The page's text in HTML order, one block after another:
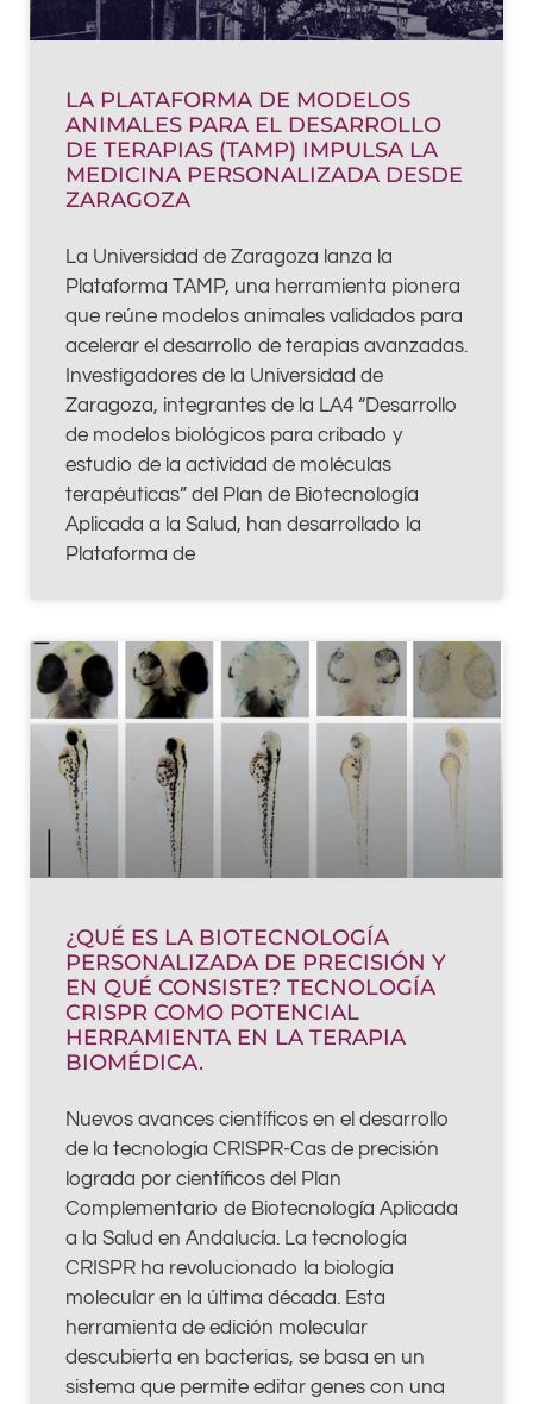
LA PLATAFORMA DE MODELOS
ANIMALES PARA EL DESARROLLO
DE TERAPIAS (TAMP) IMPULSA LA
MEDICINA PERSONALIZADA DESDE
ZARAGOZA
La Universidad de Zaragoza lanza la
Plataforma TAMP, una herramienta pionera
que reúne modelos animales validados para
acelerar el desarrollo de terapias avanzadas.
Investigadores de la Universidad de
Zaragoza, integrantes de la LA4 “Desarrollo
de modelos biológicos para cribado y
estudio de la actividad de moléculas
terapéuticas” del Plan de Biotecnología
Aplicada a la Salud, han desarrollado la
Plataforma de
¿QUÉ ES LA BIOTECNOLOGÍA
PERSONALIZADA DE PRECISIÓN Y
EN QUÉ CONSISTE? TECNOLOGÍA
CRISPR COMO POTENCIAL
HERRAMIENTA EN LA TERAPIA
BIOMÉDICA.
Nuevos avances científicos en el desarrollo
de la tecnología CRISPR-Cas de precisión
lograda por científicos del Plan
Complementario de Biotecnología Aplicada
a la Salud en Andalucía. La tecnología
CRISPR ha revolucionado la biología
molecular en la última década. Esta
herramienta de edición molecular
descubierta en bacterias, se basa en un
sistema que permite editar genes con una